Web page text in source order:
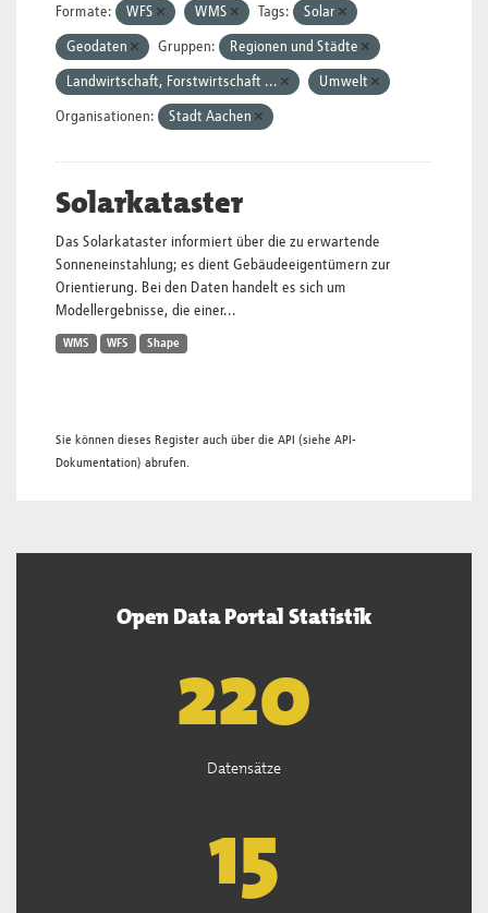
Formate: WFS WMS Tags: Solar
Geodaten Gruppen: Regionen und Städte
Landwirtschaft, Forstwirtschaft ... Umwelt
Organisationen: Stadt Aachen
Solarkataster
Das Solarkataster informiert über die zu erwartende
Sonneneinstahlung; es dient Gebäudeeigentümern zur
Orientierung. Bei den Daten handelt es sich um
Modellergebnisse, die einer...
WMS WFS Shape
Sie können dieses Register auch über die API (siehe API-
Dokumentation) abrufen.
Open Data Portal Statistik
221
Datensätze
15